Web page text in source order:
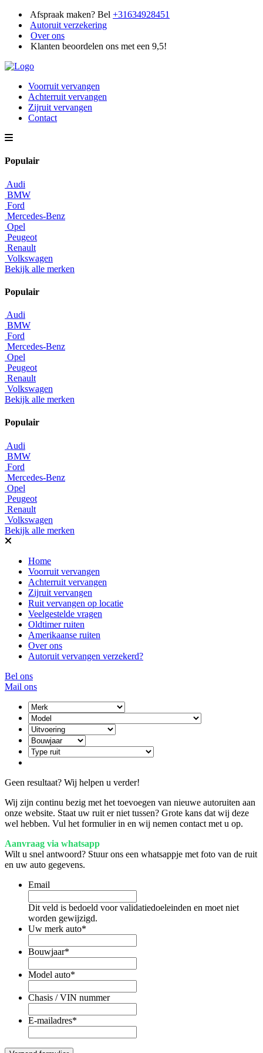
Afspraak maken? Bel +31634928451
Autoruit verzekering
Over ons
Klanten beoordelen ons met een 9,5!
Voorruit vervangen
Achterruit vervangen
Zijruit vervangen
Contact
Populair
Audi
BMW
Ford
Mercedes-Benz
Opel
Peugeot
Renault
Volkswagen
Bekijk alle merken
Populair
Audi
BMW
Ford
Mercedes-Benz
Opel
Peugeot
Renault
Volkswagen
Bekijk alle merken
Populair
Audi
BMW
Ford
Mercedes-Benz
Opel
Peugeot
Renault
Volkswagen
Bekijk alle merken
Home
Voorruit vervangen
Achterruit vervangen
Zijruit vervangen
Ruit vervangen op locatie
Veelgestelde vragen
Oldtimer ruiten
Amerikaanse ruiten
Over ons
Autoruit vervangen verzekerd?
Bel ons
Mail ons
Geen resultaat? Wij helpen u verder!
Wij zijn continu bezig met het toevoegen van nieuwe autoruiten aan
onze website. Staat uw ruit er niet tussen? Grote kans dat wij deze
wel hebben. Vul het formulier in en wij nemen contact met u op.
Aanvraag via whatsapp
Wilt u snel antwoord? Stuur ons een whatsappje met foto van de ruit
en uw auto gegevens.
Email
Dit veld is bedoeld voor validatiedoeleinden en moet niet
worden gewijzigd.
Uw merk auto*
Bouwjaar*
Model auto*
Chasis / VIN nummer
E-mailadres*